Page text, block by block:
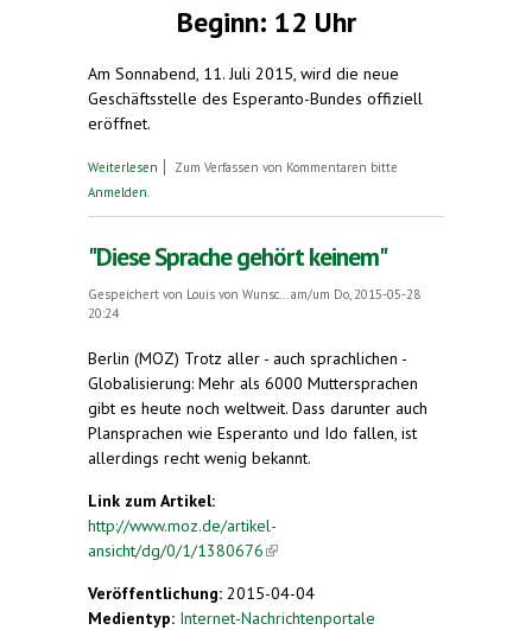
Beginn: 12 Uhr
Am Sonnabend, 11. Juli 2015, wird die neue
Geschäftsstelle des Esperanto-Bundes offiziell
eröffnet.
Weiterlesen über Neu in Berlin: Der Esperanto-Laden
Zum Verfassen von Kommentaren bitte
Anmelden
"Diese Sprache gehört keinem"
Gespeichert von Louis von Wunsc...
am/um Do, 2015-05-28
20:24
Berlin (MOZ) Trotz aller - auch sprachlichen -
Globalisierung: Mehr als 6000 Muttersprachen
gibt es heute noch weltweit. Dass darunter auch
Plansprachen wie Esperanto und Ido fallen, ist
allerdings recht wenig bekannt.
Link zum Artikel:
http://www.moz.de/artikel-
ansicht/dg/0/1/1380676(link is external)
Veröffentlichung: 2015-04-04
Medientyp: Internet-Nachrichtenportale